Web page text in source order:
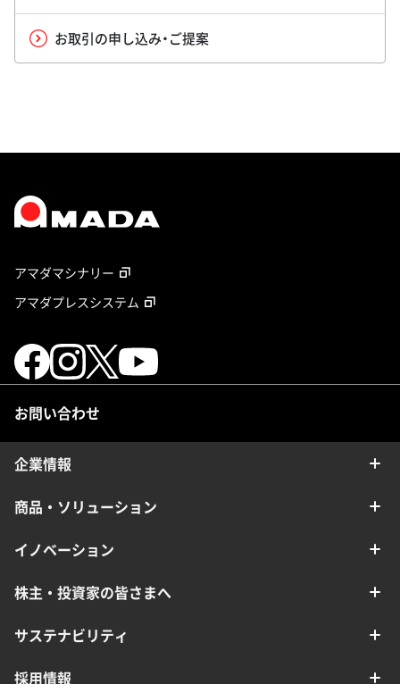
お取引の申し込み・ご提案
アマダマシナリー
アマダプレスシステム
お問い合わせ
企業情報
商品・ソリューション
イノベーション
株主・投資家の皆さまへ
サステナビリティ
採用情報